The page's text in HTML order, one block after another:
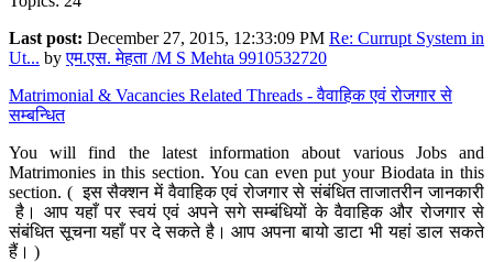
Last post: December 27, 2015, 12:33:09 PM Re: Currupt System in
Ut... byएम.एस. मेहता /M S Mehta 9910532720
Matrimonial & Vacancies Related Threads - वैवाहिक एवं रोजगार से
सम्बन्धित
You will find the latest information about various Jobs and
Matrimonies in this section. You can even put your Biodata in this
section. ( इस सैक्शन में वैवाहिक एवं रोजगार से संबंधित ताजातरीन जानकारी
है। आप यहाँ पर स्वयं एवं अपने सगे सम्बंधियों के वैवाहिक और रोजगार से
संबंधित सूचना यहाँ पर दे सकते है। आप अपना बायो डाटा भी यहां डाल सकते
हैं। )